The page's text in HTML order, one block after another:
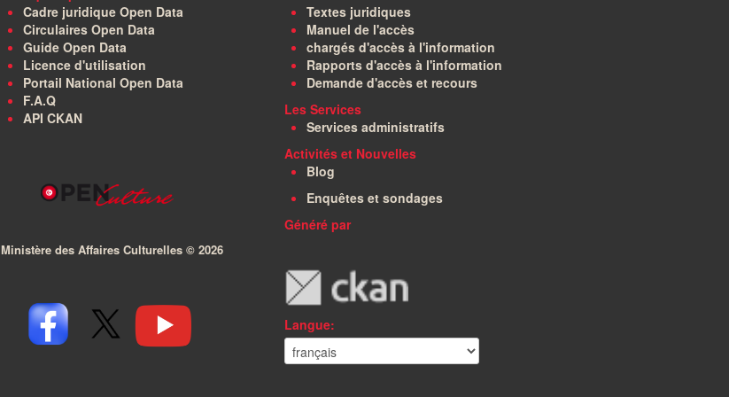
Cadre juridique Open Data
Circulaires Open Data
Guide Open Data
Licence d'utilisation
Portail National Open Data
F.A.Q
API CKAN
Ministère des Affaires Culturelles © 2026
Textes juridiques
Manuel de l'accès
chargés d'accès à l'information
Rapports d'accès à l'information
Demande d'accès et recours
Les Services
Services administratifs
Activités et Nouvelles
Blog
Enquêtes et sondages
Généré par
Langue